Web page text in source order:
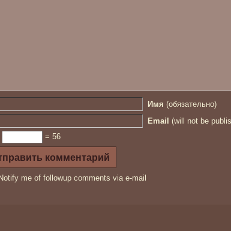
Имя (обязательно)
Email (will not be
= 56
Notify me of followup comments via e-mail